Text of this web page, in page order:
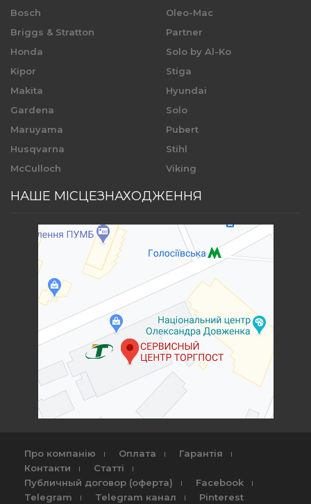
Bosch
Briggs & Stratton
Honda
Kipor
Makita
Gardena
Maruyama
Husqvarna
McCulloch
Oleo-Mac
Partner
Solo by Al-Ko
Stiga
Hyundai
Solo
Pubert
Stihl
Viking
НАШЕ МІСЦЕЗНАХОДЖЕННЯ
Про компанію Оплата
Гарантія
Контакти
Статті
Публичный договор (оферта)
Facebook
Telegram
Telegram канал Pinterest